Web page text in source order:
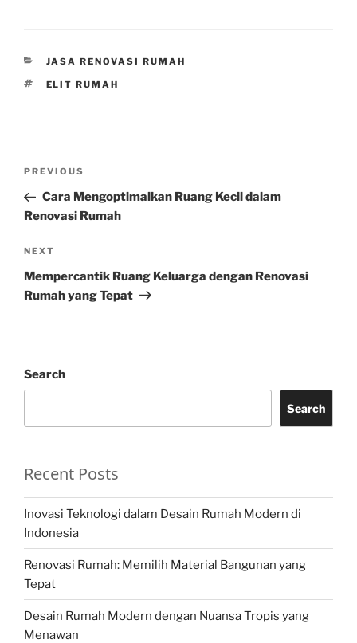
CATEGORIES
JASA RENOVASI RUMAH
TAGS
ELIT RUMAH
Previous
Post
PREVIOUS
Cara Mengoptimalkan Ruang Kecil dalam
Renovasi Rumah
Next
Post
NEXT
Mempercantik Ruang Keluarga dengan Renovasi
Rumah yang Tepat
Search
Search
Recent Posts
Inovasi Teknologi dalam Desain Rumah Modern di
Indonesia
Renovasi Rumah: Memilih Material Bangunan yang
Tepat
Desain Rumah Modern dengan Nuansa Tropis yang
Menawan